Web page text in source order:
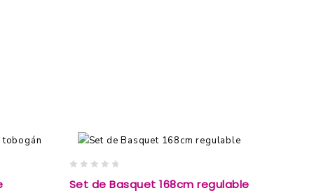
out
Set de Basquet 168cm regulable